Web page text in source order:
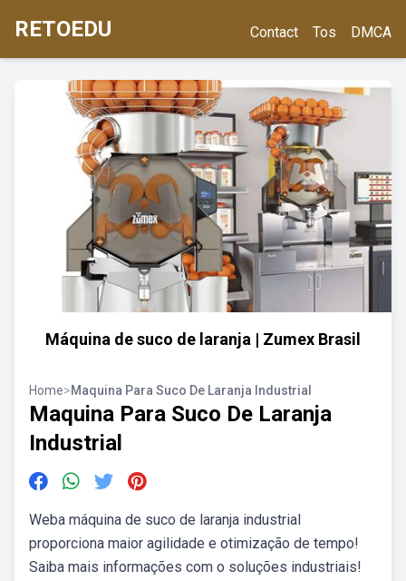
RETOEDU Contact Tos DMCA
Máquina de suco de laranja | Zumex Brasil
Home>Maquina Para Suco De Laranja Industrial
Maquina Para Suco De Laranja
Industrial
Weba máquina de suco de laranja industrial
proporciona maior agilidade e otimização de tempo!
Saiba mais informações com o soluções industriais!